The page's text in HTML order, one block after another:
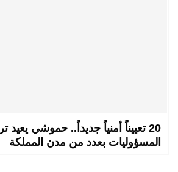
20 تعييناً أمنياً جديداً.. حموشي
المسؤوليات بعدد من مدن المملكة